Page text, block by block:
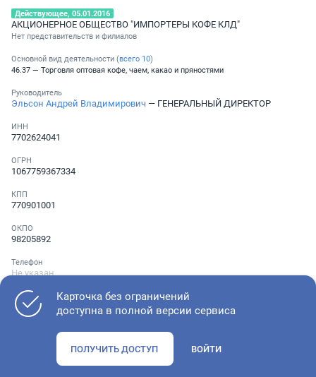
Действующее, 05.01.2016
АКЦИОНЕРНОЕ ОБЩЕСТВО "ИМПОРТЕРЫ КОФЕ КЛД"
Нет представительств и филиалов
Основной вид деятельности (всего 10)
46.37 — Торговля оптовая кофе, чаем, какао и пряностями
Руководитель
Эльсон Андрей Владимирович — ГЕНЕРАЛЬНЫЙ ДИРЕКТОР
ИНН
7702624041
ОГРН
1067759367334
КПП
770901001
ОКПО
98205892
Телефон
Не указан
Проверьте учредительные документы, адрес регистрации и
Карточка без ограничений
доступна в полной версии сервиса
ПОЛУЧИТЬ ДОСТУП ВОЙТИ